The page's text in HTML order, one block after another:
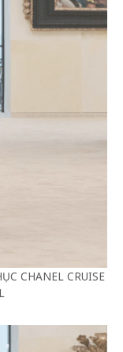
CHANEL CRUISE